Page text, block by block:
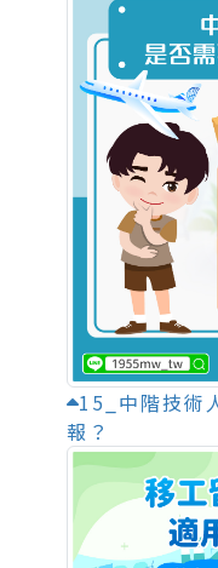
15_中階技術
報？